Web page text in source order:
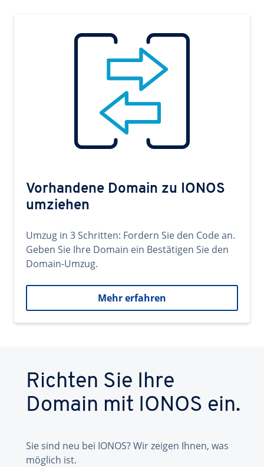
Vorhandene Domain zu IONOS
umziehen
Umzug in 3 Schritten: Fordern Sie den Code an.
Geben Sie Ihre Domain ein Bestätigen Sie den
Domain-Umzug.
Mehr erfahren
Richten Sie Ihre
Domain mit IONOS ein.
Sie sind neu bei IONOS? Wir zeigen Ihnen, was
möglich ist.